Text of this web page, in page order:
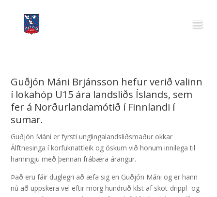
Guðjón Máni Brjánsson hefur verið valinn
í lokahóp U15 ára landsliðs Íslands, sem
fer á Norðurlandamótið í Finnlandi í
sumar.
Guðjón Máni er fyrsti unglingalandsliðsmaður okkar
Álftnesinga í körfuknattleik og óskum við honum innilega til
hamingju með þennan frábæra árangur.
Það eru fáir duglegri að æfa sig en Guðjón Máni og er hann
nú að uppskera vel eftir mörg hundruð klst af skot-drippl- og